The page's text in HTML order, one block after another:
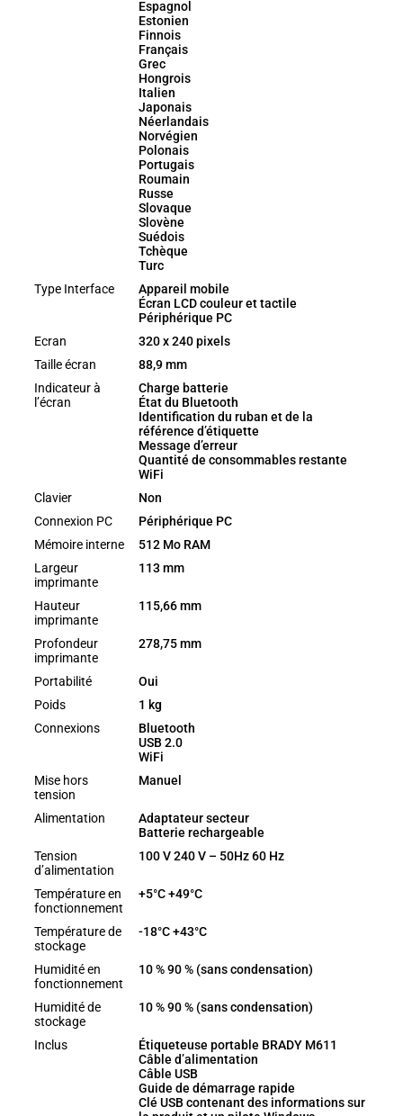
Espagnol
Estonien
Finnois
Français
Grec
Hongrois
Italien
Japonais
Néerlandais
Norvégien
Polonais
Portugais
Roumain
Russe
Slovaque
Slovène
Suédois
Tchèque
Turc
Type Interface
Appareil mobile
Écran LCD couleur et tactile
Périphérique PC
Ecran
320 x 240 pixels
Taille écran
88,9 mm
Indicateur à
l’écran
Charge batterie
État du Bluetooth
Identification du ruban et de la
référence d’étiquette
Message d’erreur
Quantité de consommables restante
WiFi
Clavier
Non
Connexion PC
Périphérique PC
Mémoire interne
512 Mo RAM
Largeur
imprimante
113 mm
Hauteur
imprimante
115,66 mm
Profondeur
imprimante
278,75 mm
Portabilité
Oui
Poids
1 kg
Connexions
Bluetooth
USB 2.0
WiFi
Mise hors
tension
Manuel
Alimentation
Adaptateur secteur
Batterie rechargeable
Tension
d’alimentation
100 V 240 V – 50Hz 60 Hz
Température en
fonctionnement
+5°C +49°C
Température de
stockage
-18°C +43°C
Humidité en
fonctionnement
10 % 90 % (sans condensation)
Humidité de
stockage
10 % 90 % (sans condensation)
Inclus
Étiqueteuse portable BRADY M611
Câble d’alimentation
Câble USB
Guide de démarrage rapide
Clé USB contenant des informations sur